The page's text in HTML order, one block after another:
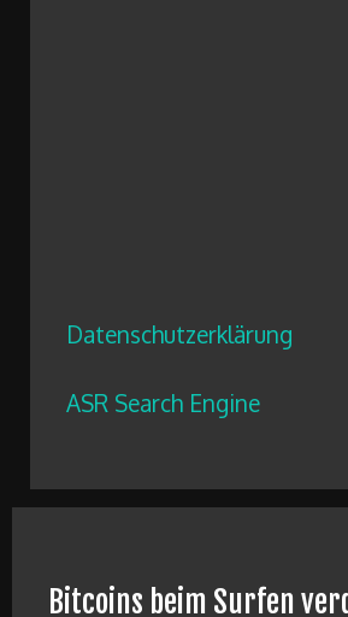
Datenschutzerklärung
ASR Search Engine
Bitcoins beim Surfen